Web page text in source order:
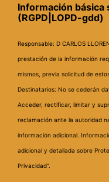
Información
(RGPD|LOPD-gdd)
Responsable: D CARLOS
prestación de la información
mismos, previa solicitud de
Destinatarios: No se cederán
Acceder, rectificar, limitar y
reclamación ante la autoridad
información adicional.
adicional y detallada sobre
Privacidad”.